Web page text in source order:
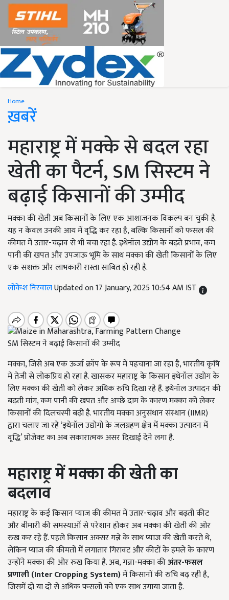
Home
ख़बरें
महाराष्ट्र में मक्के से बदल रहा
खेती का पैटर्न, SM स‍िस्टम ने
बढ़ाई क‍िसानों की उम्मीद
मक्का की खेती अब किसानों के लिए एक आशाजनक विकल्प बन चुकी है.
यह न केवल उनकी आय में वृद्धि कर रहा है, बल्कि किसानों को फसल की
कीमत में उतार-चढ़ाव से भी बचा रहा है. इथेनॉल उद्योग के बढ़ते प्रभाव, कम
पानी की खपत और उपजाऊ भूमि के साथ मक्का की खेती किसानों के लिए
एक सशक्त और लाभकारी रास्ता साबित हो रही है.
लोकेश निरवालUpdated on 17 January, 2025 10:54 AM IST
SM स‍िस्टम ने बढ़ाई क‍िसानों की उम्मीद
मक्का, जिसे अब एक ऊर्जा क्रॉप के रूप में पहचाना जा रहा है, भारतीय कृषि
में तेजी से लोकप्रिय हो रहा है. खासकर महाराष्ट्र के किसान इथेनॉल उद्योग के
लिए मक्का की खेती को लेकर अधिक रुचि दिखा रहे हैं. इथेनॉल उत्पादन की
बढ़ती मांग, कम पानी की खपत और अच्छे दाम के कारण मक्का को लेकर
किसानों की दिलचस्पी बढ़ी है. भारतीय मक्का अनुसंधान संस्थान (IIMR)
द्वारा चलाए जा रहे ‘इथेनॉल उद्योगों के जलग्रहण क्षेत्र में मक्का उत्पादन में
वृद्धि’ प्रोजेक्ट का अब सकारात्मक असर दिखाई देने लगा है.
महाराष्ट्र में मक्का की खेती का
बदलाव
महाराष्ट्र के कई किसान प्याज की कीमत में उतार-चढ़ाव और बढ़ती कीट
और बीमारी की समस्याओं से परेशान होकर अब मक्का की खेती की ओर
रुख कर रहे हैं. पहले किसान अक्सर गन्ने के साथ प्याज की खेती करते थे,
लेकिन प्याज की कीमतों में लगातार गिरावट और कीटों के हमले के कारण
उन्होंने मक्का की ओर रुख किया है. अब, गन्ना-मक्का कीअंतर-फसल
प्रणाली (Inter Cropping System)में किसानों की रुचि बढ़ रही है,
जिसमें दो या दो से अधिक फसलों को एक साथ उगाया जाता है.